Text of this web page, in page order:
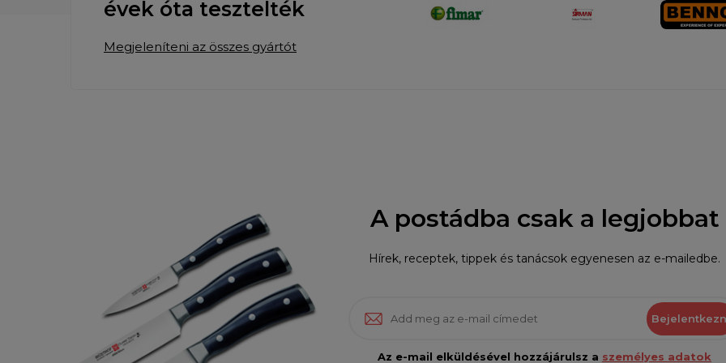
évek óta tesztelték
Megjeleníteni az összes gyártót
A postádba csak a legjobbat
Hírek, receptek, tippek és tanácsok egyenesen az e-mailedbe.
Az e-mail elküldésével hozzájárulsz a személyes adatok